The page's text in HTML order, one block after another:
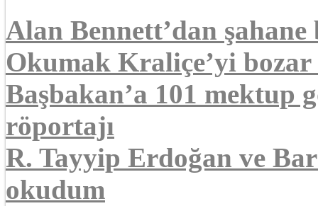
Alan Bennett’dan
Okumak Kraliçe’yi bozar
Başbakan’a 101 mektup
röportajı
R. Tayyip Erdoğan ve
okudum